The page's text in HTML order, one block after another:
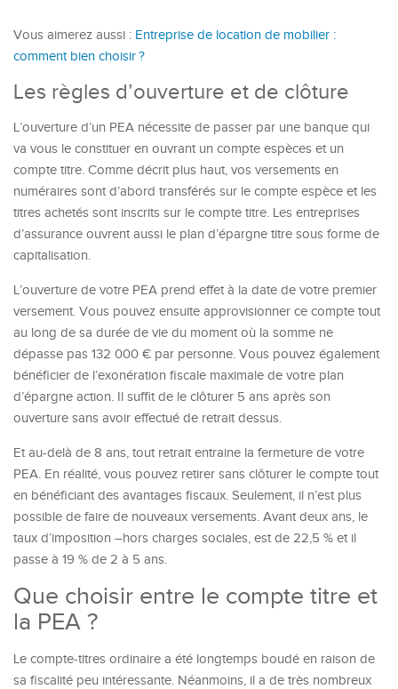
Vous aimerez aussi : Entreprise de location de mobilier :
comment bien choisir ?
Les règles d’ouverture et de clôture
L’ouverture d’un PEA nécessite de passer par une banque qui
va vous le constituer en ouvrant un compte espèces et un
compte titre. Comme décrit plus haut, vos versements en
numéraires sont d’abord transférés sur le compte espèce et les
titres achetés sont inscrits sur le compte titre. Les entreprises
d’assurance ouvrent aussi le plan d’épargne titre sous forme de
capitalisation.
L’ouverture de votre PEA prend effet à la date de votre premier
versement. Vous pouvez ensuite approvisionner ce compte tout
au long de sa durée de vie du moment où la somme ne
dépasse pas 132 000 € par personne. Vous pouvez également
bénéficier de l’exonération fiscale maximale de votre plan
d’épargne action. Il suffit de le clôturer 5 ans après son
ouverture sans avoir effectué de retrait dessus.
Et au-delà de 8 ans, tout retrait entraine la fermeture de votre
PEA. En réalité, vous pouvez retirer sans clôturer le compte tout
en bénéficiant des avantages fiscaux. Seulement, il n’est plus
possible de faire de nouveaux versements. Avant deux ans, le
taux d’imposition –hors charges sociales, est de 22,5 % et il
passe à 19 % de 2 à 5 ans.
Que choisir entre le compte titre et
la PEA ?
Le compte-titres ordinaire a été longtemps boudé en raison de
sa fiscalité peu intéressante. Néanmoins, il a de très nombreux